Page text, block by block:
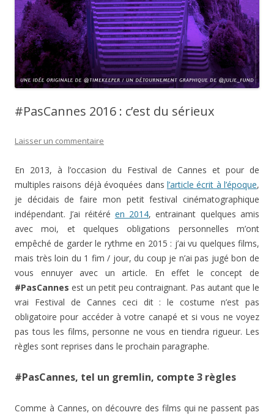
#PasCannes 2016 : c’est du sérieux
Laisser un commentaire
En 2013, à l’occasion du Festival de Cannes et pour de
multiples raisons déjà évoquées dans l’article écrit à l’époque,
je décidais de faire mon petit festival cinématographique
indépendant. J’ai réitéré en 2014, entrainant quelques amis
avec moi, et quelques obligations personnelles m’ont
empêché de garder le rythme en 2015 : j’ai vu quelques films,
mais très loin du 1 fim / jour, du coup je n’ai pas jugé bon de
vous ennuyer avec un article. En effet le concept de
#PasCannes est un petit peu contraignant. Pas autant que le
vrai Festival de Cannes ceci dit : le costume n’est pas
obligatoire pour accéder à votre canapé et si vous ne voyez
pas tous les films, personne ne vous en tiendra rigueur. Les
règles sont reprises dans le prochain paragraphe.
#PasCannes, tel un gremlin, compte 3 règles
Comme à Cannes, on découvre des films qui ne passent pas